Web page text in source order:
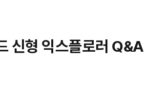
신형 익스플로러 Q&A